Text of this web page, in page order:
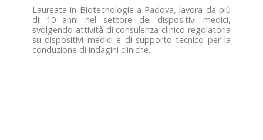
Laureata in Biotecnologie a Padova, lavora da più
di 10 anni nel settore dei dispositivi medici,
svolgendo attività di consulenza clinico-regolatoria
su dispositivi medici e di supporto tecnico per la
conduzione di indagini cliniche.